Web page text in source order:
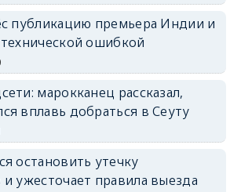
публикацию премьера Индии и
ошибкой
марокканец рассказал,
вплавь добраться в Сеуту
остановить утечку
ужесточает правила выезда